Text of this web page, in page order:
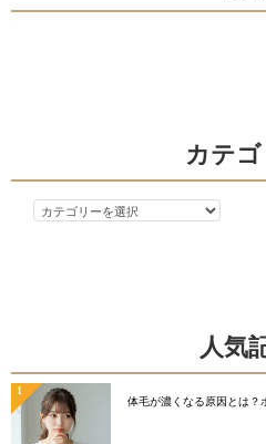
カテ
カ
人気
体毛が濃くなる原因とは？